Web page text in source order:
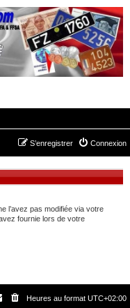
Connexion
S’enregistrer
l’avez pas modifiée via votre
fournie lors de votre
Heures au format UTC+02:00